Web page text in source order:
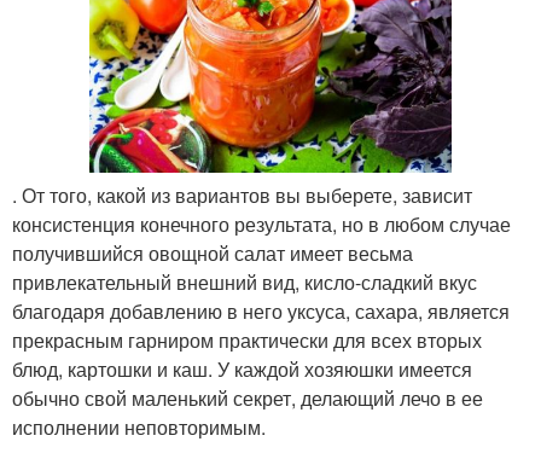
. От того, какой из вариантов вы выберете, зависит
консистенция конечного результата, но в любом случае
получившийся овощной салат имеет весьма
привлекательный внешний вид, кисло-сладкий вкус
благодаря добавлению в него уксуса, сахара, является
прекрасным гарниром практически для всех вторых
блюд, картошки и каш. У каждой хозяюшки имеется
обычно свой маленький секрет, делающий лечо в ее
исполнении неповторимым.